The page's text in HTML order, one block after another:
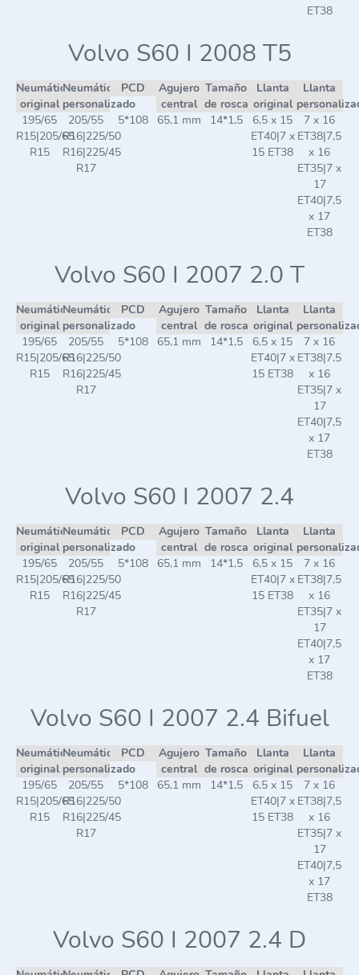
ET38
Volvo S60 I 2008 T5
Neumático
original
Neumático
personalizado
PCD
Agujero
central
Tamaño
de rosca
Llanta
original
Llanta
195/65
R15|205/65
R15
205/55
R16|225/50
R16|225/45
R17
5*108 65,1 mm 14*1,5
6,5 x 15
ET40|7 x
15 ET38
7 x 16
ET38|7,5
x 16
ET35|7 x
17
ET40|7,5
x 17
ET38
Volvo S60 I 2007 2.0 T
Neumático
original
Neumático
personalizado
PCD
Agujero
central
Tamaño
de rosca
Llanta
original
Llanta
195/65
R15|205/65
R15
205/55
R16|225/50
R16|225/45
R17
5*108 65,1 mm 14*1,5
6,5 x 15
ET40|7 x
15 ET38
7 x 16
ET38|7,5
x 16
ET35|7 x
17
ET40|7,5
x 17
ET38
Volvo S60 I 2007 2.4
Neumático
original
Neumático
personalizado
PCD
Agujero
central
Tamaño
de rosca
Llanta
original
Llanta
195/65
R15|205/65
R15
205/55
R16|225/50
R16|225/45
R17
5*108 65,1 mm 14*1,5
6,5 x 15
ET40|7 x
15 ET38
7 x 16
ET38|7,5
x 16
ET35|7 x
17
ET40|7,5
x 17
ET38
Volvo S60 I 2007 2.4 Bifuel
Neumático
original
Neumático
personalizado
PCD
Agujero
central
Tamaño
de rosca
Llanta
original
Llanta
195/65
R15|205/65
R15
205/55
R16|225/50
R16|225/45
R17
5*108 65,1 mm 14*1,5
6,5 x 15
ET40|7 x
15 ET38
7 x 16
ET38|7,5
x 16
ET35|7 x
17
ET40|7,5
x 17
ET38
Volvo S60 I 2007 2.4 D